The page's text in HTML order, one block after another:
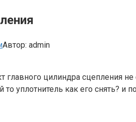
Автор: admin
главного цилиндра сцепления
уплотнитель как его снять? и